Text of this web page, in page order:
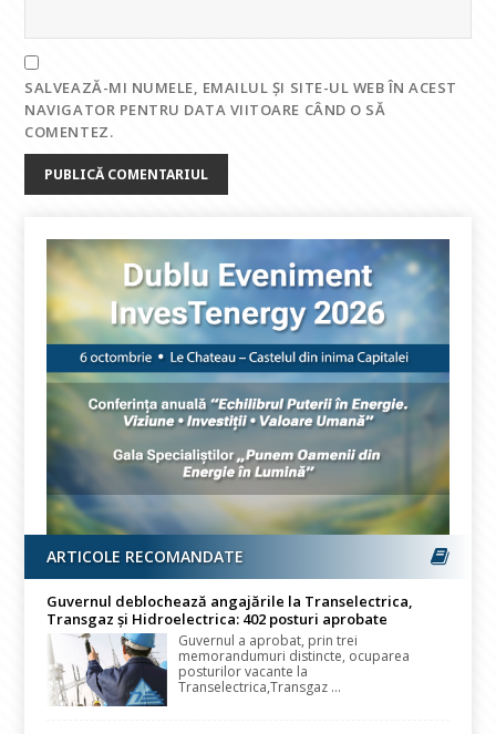
SALVEAZĂ-MI NUMELE, EMAILUL ȘI SITE-UL WEB ÎN ACEST
NAVIGATOR PENTRU DATA VIITOARE CÂND O SĂ
COMENTEZ.
ARTICOLE RECOMANDATE
Guvernul deblochează angajările la Transelectrica,
Transgaz și Hidroelectrica: 402 posturi aprobate
Guvernul a aprobat, prin trei
memorandumuri distincte, ocuparea
posturilor vacante la
Transelectrica,Transgaz ...